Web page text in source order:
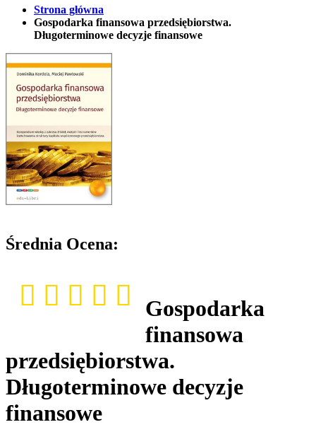
Strona główna
Gospodarka finansowa przedsiębiorstwa.
Długoterminowe decyzje finansowe
Średnia Ocena:
Gospodarka
finansowa
przedsiębiorstwa.
Długoterminowe decyzje
finansowe